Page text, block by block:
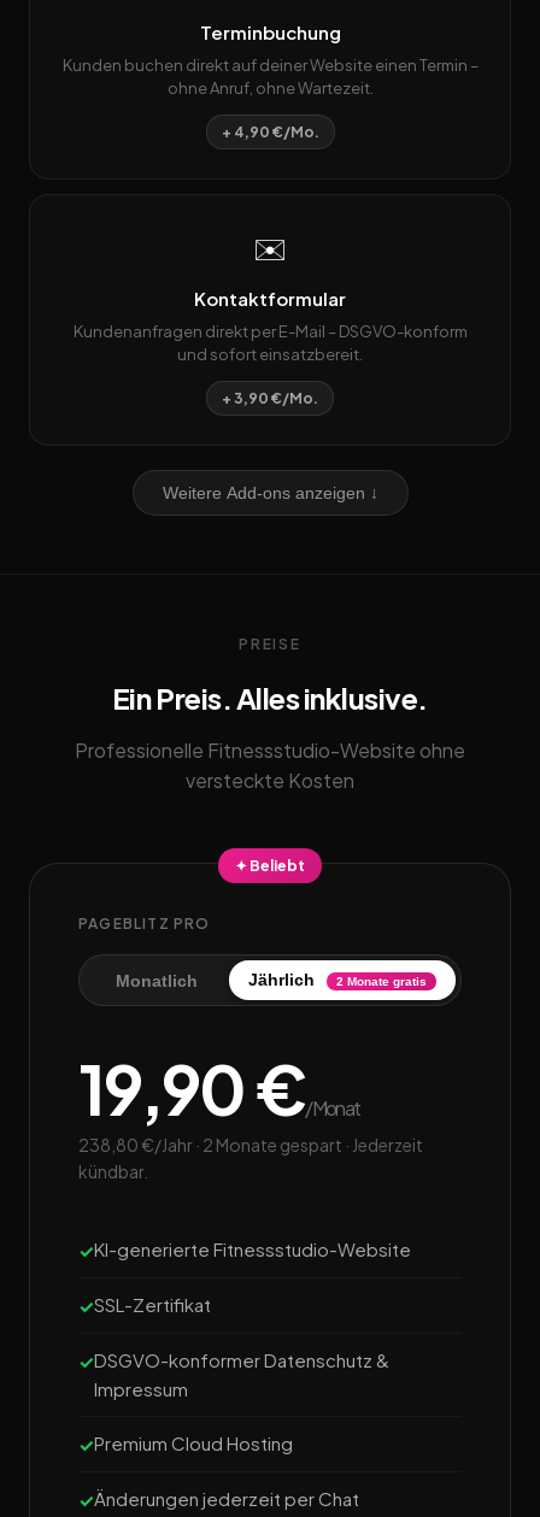
Terminbuchung
Kunden buchen direkt auf deiner Website einen Termin –
ohne Anruf, ohne Wartezeit.
+ 4,90 €/Mo.
✉️
Kontaktformular
Kundenanfragen direkt per E-Mail – DSGVO-konform
und sofort einsatzbereit.
+ 3,90 €/Mo.
Weitere Add-ons anzeigen ↓
PREISE
Ein Preis. Alles inklusive.
Professionelle Fitnessstudio-Website ohne
versteckte Kosten
✦ Beliebt
PAGEBLITZ PRO
Monatlich Jährlich 2 Monate gratis
19,90 €/Monat
238,80 €/Jahr · 2 Monate gespart · Jederzeit
kündbar.
KI-generierte Fitnessstudio-Website
SSL-Zertifikat
DSGVO-konformer Datenschutz &
Impressum
Premium Cloud Hosting
Änderungen jederzeit per Chat